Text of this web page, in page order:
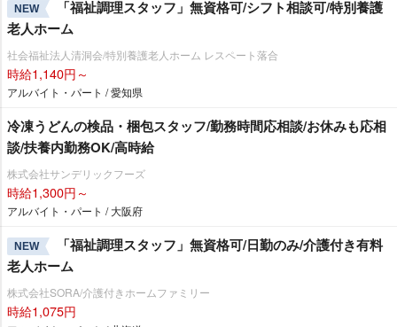
NEW
「福祉調理スタッフ」無資格可/シフト相談可/特別養護
老人ホーム
社会福祉法人清洞会/特別養護老人ホーム レスペート落合
時給1,140円～
アルバイト・パート / 愛知県
冷凍うどんの検品・梱包スタッフ/勤務時間応相談/お休みも応相
談/扶養内勤務OK/高時給
株式会社サンデリックフーズ
時給1,300円～
アルバイト・パート / 大阪府
NEW
「福祉調理スタッフ」無資格可/日勤のみ/介護付き有料
老人ホーム
株式会社SORA/介護付きホームファミリー
時給1,075円